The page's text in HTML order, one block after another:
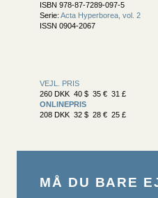
ISBN 978-87-7289-097-5
Serie: Acta Hyperborea, vol. 2
ISSN 0904-2067
VEJL. PRIS
260 DKK 40 $ 35 € 31 £
ONLINEPRIS
208 DKK 32 $ 28 € 25 £
MÅ DU BARE